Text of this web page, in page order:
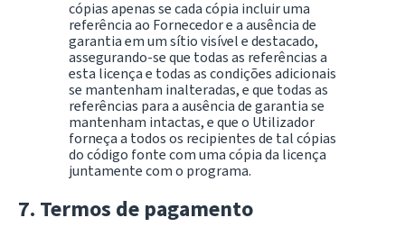
cópias apenas se cada cópia incluir uma
referência ao Fornecedor e a ausência de
garantia em um sítio visível e destacado,
assegurando-se que todas as referências a
esta licença e todas as condições adicionais
se mantenham inalteradas, e que todas as
referências para a ausência de garantia se
mantenham intactas, e que o Utilizador
forneça a todos os recipientes de tal cópias
do código fonte com uma cópia da licença
juntamente com o programa.
Termos de pagamento